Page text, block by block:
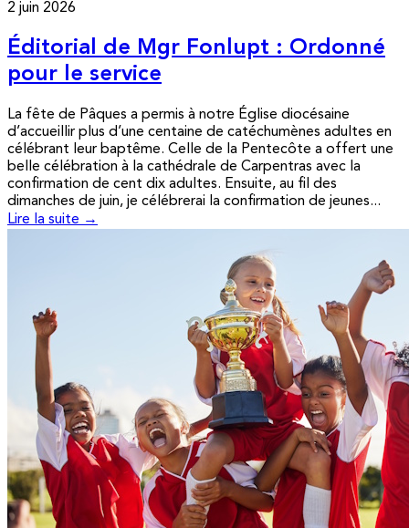
2 juin 2026
Éditorial de Mgr Fonlupt : Ordonné
pour le service
La fête de Pâques a permis à notre Église diocésaine
d’accueillir plus d’une centaine de catéchumènes adultes en
célébrant leur baptême. Celle de la Pentecôte a offert une
belle célébration à la cathédrale de Carpentras avec la
confirmation de cent dix adultes. Ensuite, au fil des
dimanches de juin, je célébrerai la confirmation de jeunes...
Lire la suite →